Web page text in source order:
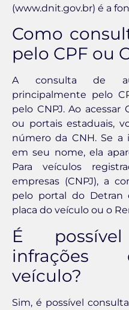
(www.dnit.gov.br) é a
Como
pelo CPF ou
A consulta de
principalmente pelo
pelo CNPJ. Ao acessar
ou portais estaduais,
número da CNH. Se a
em seu nome, ela
Para veículos
empresas (CNPJ), a
pelo portal do Detran
placa do veículo ou o
É
veículo?
Sim, é possível